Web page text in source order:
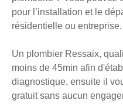
pour l’installation et le
résidentielle ou entreprise.
Un plombier Ressaix,
moins de 45min afin
diagnostique, ensuite il
gratuit sans aucun